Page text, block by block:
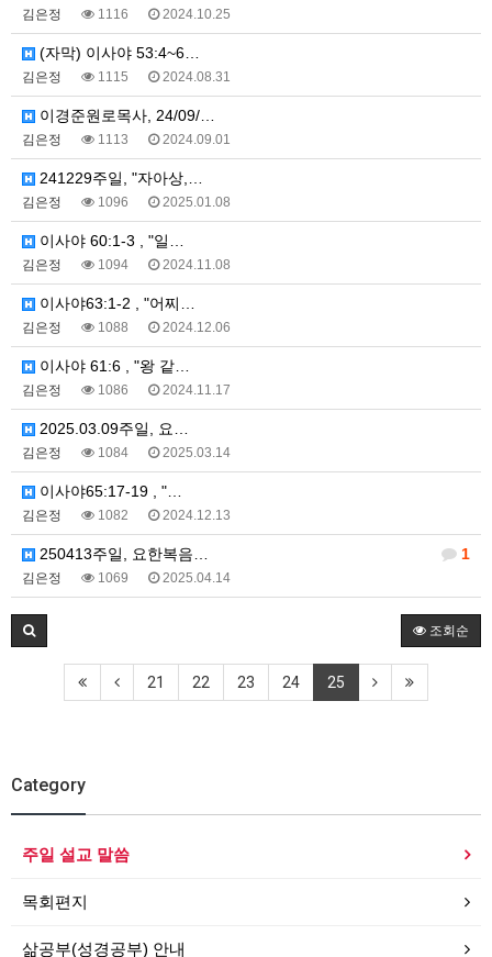
김은정 1116 2024.10.25
(자막) 이사야 53:4~6…
김은정 1115 2024.08.31
이경준원로목사, 24/09/…
김은정 1113 2024.09.01
241229주일, "자아상,…
김은정 1096 2025.01.08
이사야 60:1-3 , "일…
김은정 1094 2024.11.08
이사야63:1-2 , "어찌…
김은정 1088 2024.12.06
이사야 61:6 , "왕 같…
김은정 1086 2024.11.17
2025.03.09주일, 요…
김은정 1084 2025.03.14
이사야65:17-19 , "…
김은정 1082 2024.12.13
1
250413주일, 요한복음…
김은정 1069 2025.04.14
조회순
21 22 23 24 25
Category
주일 설교 말씀
목회편지
삶공부(성경공부) 안내